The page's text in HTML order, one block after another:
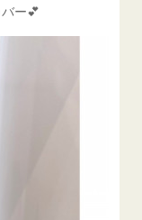
ー💕